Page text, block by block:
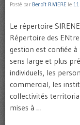
Posté par Benoît RIVIERE le
Le répertoire
Répertoire des
gestion est confiée à
sens large et plus
individuels, les
commercial, les
collectivités
mises à …